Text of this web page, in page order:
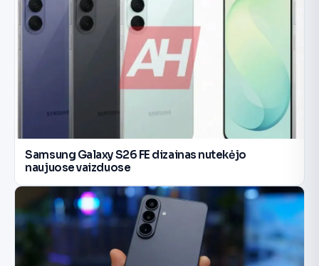
Samsung Galaxy S26 FE dizainas nutekėjo
naujuose vaizduose